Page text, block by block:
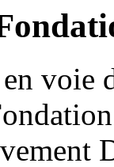
voie